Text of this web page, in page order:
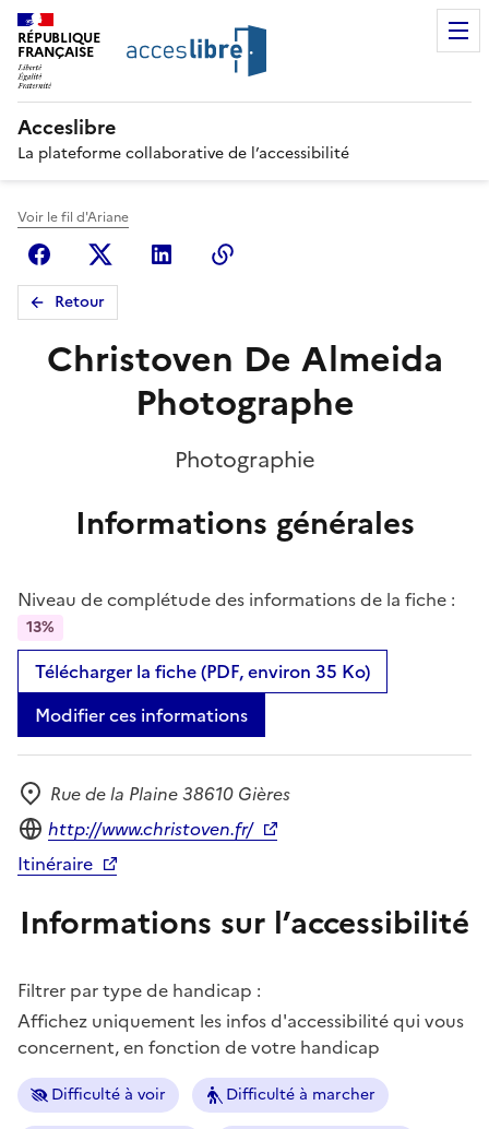
RÉPUBLIQUE
FRANÇAISE
Acceslibre
La plateforme collaborative de l’accessibilité
Voir le fil d'Ariane
FacebookX (anciennement Twitter)
Linkedin
Retour
Christoven De Almeida
Photographe
Photographie
Informations générales
Niveau de complétude des informations de la fiche :
13%
Télécharger la fiche (PDF, environ 35 Ko)
Modifier ces informations
Adresse
Rue de la Plaine 38610 Gières
Site internet
http://www.christoven.fr/
Itinéraire
Informations sur l’accessibilité
Filtrer par type de handicap :
Affichez uniquement les infos d'accessibilité qui vous
concernent, en fonction de votre handicap
Difficulté à voir Difficulté à marcher